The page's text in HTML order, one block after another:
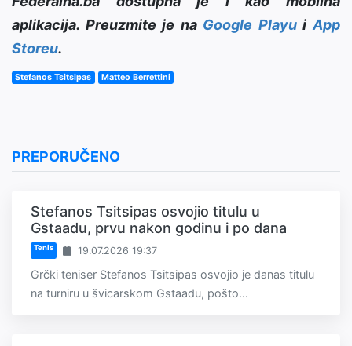
aplikacija. Preuzmite je na Google PlayuiApp
Storeu.
Stefanos Tsitsipas Matteo Berrettini
PREPORUČENO
Stefanos Tsitsipas osvojio titulu u
Gstaadu, prvu nakon godinu i po dana
Tenis 19.07.2026 19:37
Grčki teniser Stefanos Tsitsipas osvojio je danas titulu
na turniru u švicarskom Gstaadu, pošto...